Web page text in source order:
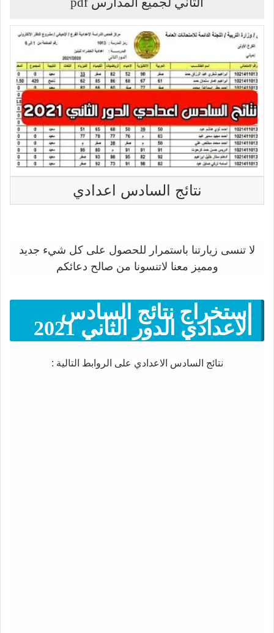
نتائج السادس اعدادي
لا تنسى زيارتنا باستمرار للحصول على كل شيء جديد
ومميز معنا لاتنسونا من صالح دعائكم
استخراج نتائج السادس
الاعدادي الدور الثاني 2021
نتائج السادس الاعدادي على الروابط التالية :